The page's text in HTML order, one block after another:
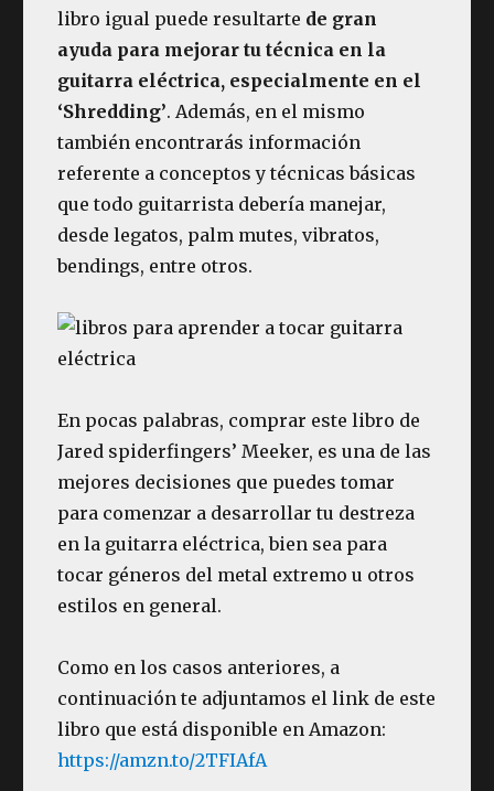
libro igual puede resultarte de gran
ayuda para mejorar tu técnica en la
guitarra eléctrica, especialmente en el
‘Shredding’. Además, en el mismo
también encontrarás información
referente a conceptos y técnicas básicas
que todo guitarrista debería manejar,
desde legatos, palm mutes, vibratos,
bendings, entre otros.
En pocas palabras, comprar este libro de
Jared spiderfingers’ Meeker, es una de las
mejores decisiones que puedes tomar
para comenzar a desarrollar tu destreza
en la guitarra eléctrica, bien sea para
tocar géneros del metal extremo u otros
estilos en general.
Como en los casos anteriores, a
continuación te adjuntamos el link de este
libro que está disponible en Amazon:
https://amzn.to/2TFIAfA